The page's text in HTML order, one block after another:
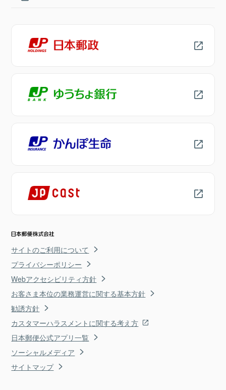
サイトのご利用について
プライバシーポリシー
Webアクセシビリティ方針
お客さま本位の業務運営に関する基本方針
勧誘方針
カスタマーハラスメントに関する考え方
日本郵便公式アプリ一覧
ソーシャルメディア
サイトマップ